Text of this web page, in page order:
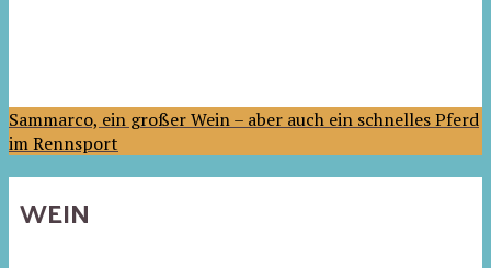
Sammarco, ein großer Wein – aber auch ein schnelles Pferd
im Rennsport
WEIN